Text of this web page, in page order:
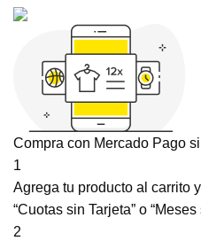
Compra con Mercado Pago
1
Agrega tu producto al carrito
“Cuotas sin Tarjeta” o “Meses
2